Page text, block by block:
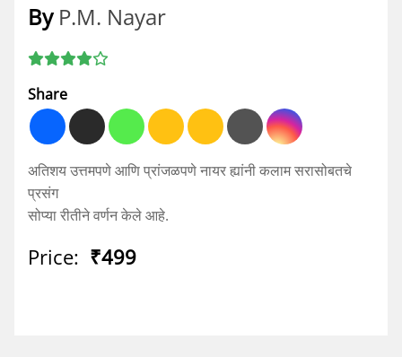
By P.M. Nayar
Share
अतिशय उत्तमपणे आणि प्रांजळपणे नायर ह्यांनी कलाम सरासोबतचे
प्रसंग
सोप्या रीतीने वर्णन केले आहे.
Price: ₹499